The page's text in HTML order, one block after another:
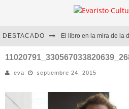
DESTACADO
Marcelo Rubio | El
Diego Meret | Hotel
Alejandra Correa | La
eva septiembre 24, 2015